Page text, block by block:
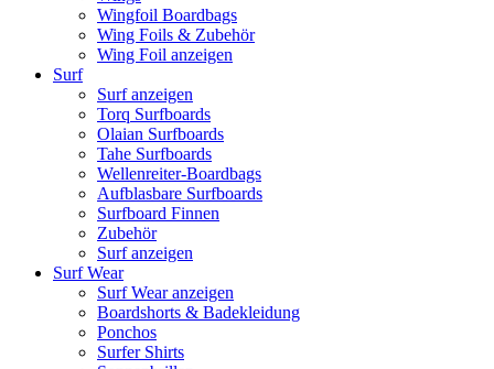
Wingfoil Boardbags
Wing Foils & Zubehör
Wing Foil anzeigen
Surf
Surf anzeigen
Torq Surfboards
Olaian Surfboards
Tahe Surfboards
Wellenreiter-Boardbags
Aufblasbare Surfboards
Surfboard Finnen
Zubehör
Surf anzeigen
Surf Wear
Surf Wear anzeigen
Boardshorts & Badekleidung
Ponchos
Surfer Shirts